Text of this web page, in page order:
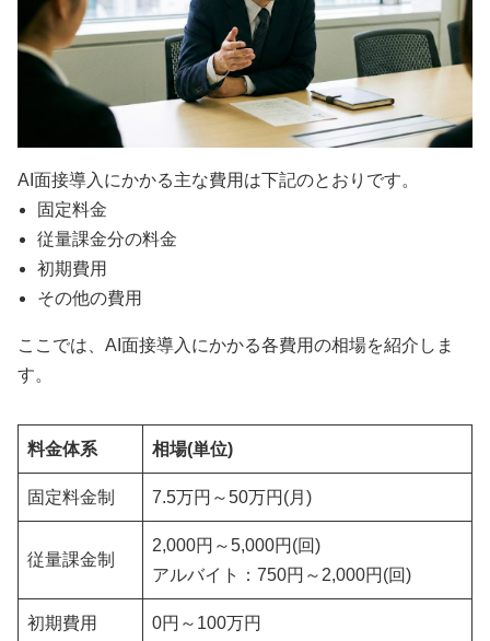
AI面接導入にかかる主な費用は下記のとおりです。
固定料金
従量課金分の料金
初期費用
その他の費用
ここでは、AI面接導入にかかる各費用の相場を紹介しま
す。
料金体系 相場(単位)
固定料金制 7.5万円～50万円(月)
従量課金制
2,000円～5,000円(回)
アルバイト：750円～2,000円(回)
初期費用 0円～100万円